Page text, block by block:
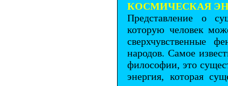
КОСМИЧЕСКАЯ
Представление о
которую человек
сверхчувственные
народов. Самое
философии, это
энергия, которая